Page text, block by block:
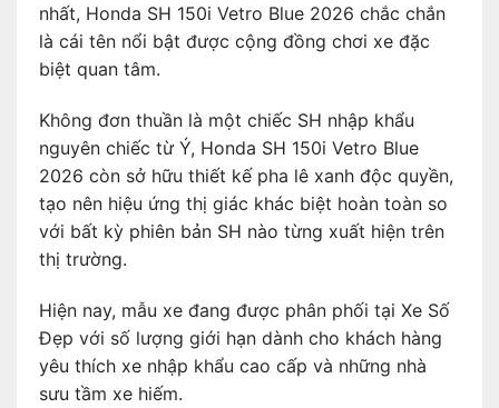
nhất, Honda SH 150i Vetro Blue 2026 chắc chắn
là cái tên nổi bật được cộng đồng chơi xe đặc
biệt quan tâm.
Không đơn thuần là một chiếc SH nhập khẩu
nguyên chiếc từ Ý, Honda SH 150i Vetro Blue
2026 còn sở hữu thiết kế pha lê xanh độc quyền,
tạo nên hiệu ứng thị giác khác biệt hoàn toàn so
với bất kỳ phiên bản SH nào từng xuất hiện trên
thị trường.
Hiện nay, mẫu xe đang được phân phối tại Xe Số
Đẹp với số lượng giới hạn dành cho khách hàng
yêu thích xe nhập khẩu cao cấp và những nhà
sưu tầm xe hiếm.